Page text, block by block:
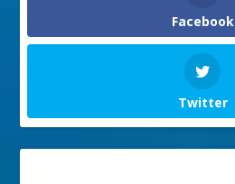
Facebook
Twitter